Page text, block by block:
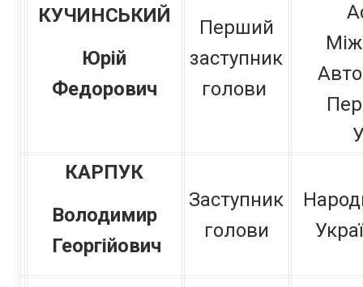
КУЧИНСЬКИЙ
Юрій
Федорович
Перший
заступник
голови
КАРПУК
Володимир
Георгійович
Заступник
голови